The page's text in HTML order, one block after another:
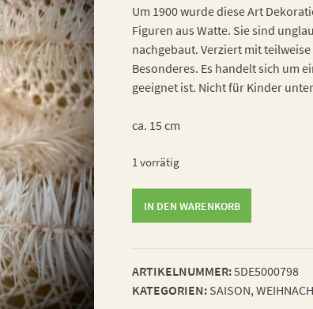
Um 1900 wurde diese Art
Figuren aus Watte. Sie sind
nachgebaut. Verziert mit
Besonderes. Es handelt sich um
geeignet ist. Nicht für Kinder
ca. 15 cm
1 vorrätig
IN DEN WARENKORB
ARTIKELNUMMER:5DE5000798
KATEGORIEN: SAISON,